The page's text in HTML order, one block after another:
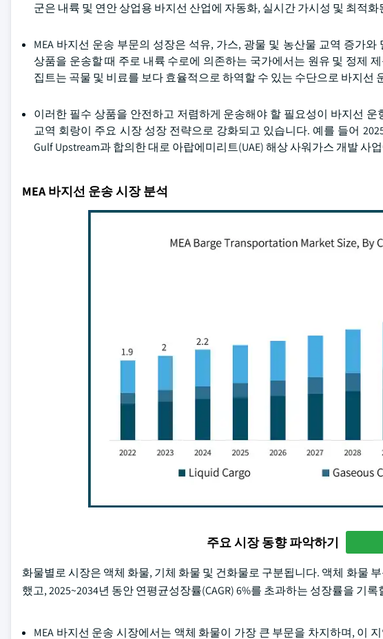
군은 내륙 및 연안 상업용 바지선 산업에 자동화, 실시간 가시성 및 최적
MEA 바지선 운송 부문의 성장은 석유, 가스, 광물 및 농산물 교역 증가
상품을 운송할 때 주로 내륙 수로에 의존하는 국가에서는 원유 및 정제
집트는 곡물 및 비료를 보다 효율적으로 하역할 수 있는 수단으로 바지선
이러한 필수 상품을 안전하고 저렴하게 운송해야 할 필요성이 바지선
교역 회랑이 주요 시장 성장 전략으로 강화되고 있습니다. 예를 들어
Gulf Upstream과 합의한 대로 아랍에미리트(UAE) 해상 사워가스 개발 사
MEA 바지선 운송 시장 분석
주요 시장 동향 파악하기
화물별로 시장은 액체 화물, 기체 화물 및 건화물로 구분됩니다. 액체 화물
했고, 2025~2034년 동안 연평균성장률(CAGR) 6%를 초과하는 성장률을 기
MEA 바지선 운송 시장에서는 액체 화물이 가장 큰 부문을 차지하며, 이